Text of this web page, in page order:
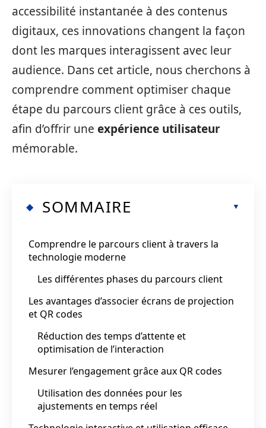
accessibilité instantanée à des contenus
digitaux, ces innovations changent la façon
dont les marques interagissent avec leur
audience. Dans cet article, nous cherchons à
comprendre comment optimiser chaque
étape du parcours client grâce à ces outils,
afin d’offrir une expérience utilisateur
mémorable.
SOMMAIRE
Comprendre le parcours client à travers la
technologie moderne
Les différentes phases du parcours client
Les avantages d’associer écrans de projection
et QR codes
Réduction des temps d’attente et
optimisation de l’interaction
Mesurer l’engagement grâce aux QR codes
Utilisation des données pour les
ajustements en temps réel